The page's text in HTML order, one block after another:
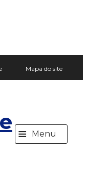
Mapa do site
≡ Menu